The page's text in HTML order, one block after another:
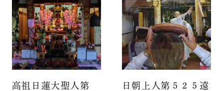
高祖日蓮大聖人第
日朝上人第５２５遠